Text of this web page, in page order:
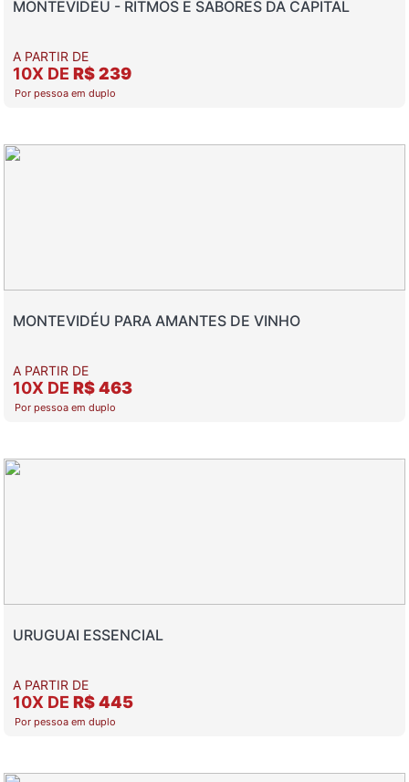
MONTEVIDÉU - RITMOS E SABORES DA CAPITAL
A PARTIR DE
10X DE R$ 239
Por pessoa em duplo
MONTEVIDÉU PARA AMANTES DE VINHO
A PARTIR DE
10X DE R$ 463
Por pessoa em duplo
URUGUAI ESSENCIAL
A PARTIR DE
10X DE R$ 445
Por pessoa em duplo